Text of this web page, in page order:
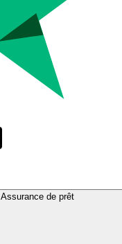
Assurance de prêt